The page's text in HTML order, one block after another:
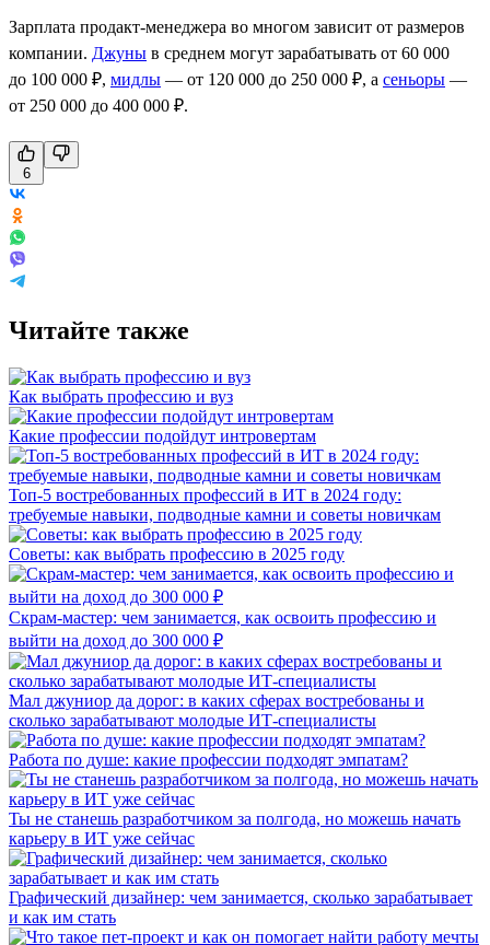
Зарплата продакт-менеджера во многом зависит от размеров
компании. Джуны в среднем могут зарабатывать от 60 000
до 100 000 ₽, мидлы — от 120 000 до 250 000 ₽, а сеньоры —
от 250 000 до 400 000 ₽.
6
Читайте также
Как выбрать профессию и вуз
Какие профессии подойдут интровертам
Топ-5 востребованных профессий в ИТ в 2024 году:
требуемые навыки, подводные камни и советы новичкам
Советы: как выбрать профессию в 2025 году
Скрам-мастер: чем занимается, как освоить профессию и
выйти на доход до 300 000 ₽
Мал джуниор да дорог: в каких сферах востребованы и
сколько зарабатывают молодые ИТ-специалисты
Работа по душе: какие профессии подходят эмпатам?
Ты не станешь разработчиком за полгода, но можешь начать
карьеру в ИТ уже сейчас
Графический дизайнер: чем занимается, сколько зарабатывает
и как им стать